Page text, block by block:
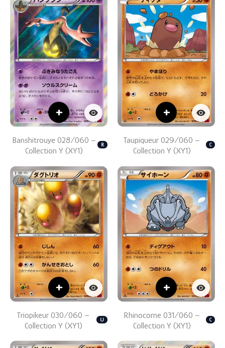
+
Banshitrouye 028/060 –
Collection Y (XY1)
R
+
Taupiqueur 029/060 –
Collection Y (XY1)
C
+
Triopikeur 030/060 –
Collection Y (XY1)
U
+
Rhinocorne 031/060 –
Collection Y (XY1)
C